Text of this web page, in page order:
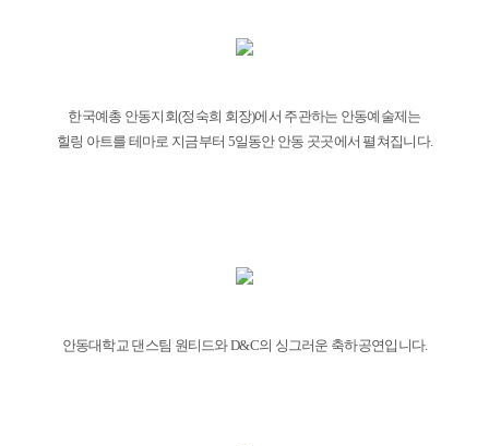
한국예총 안동지회(정숙희 회장)에서 주관하는 안동예술제는
힐링 아트를 테마로 지금부터 5일동안 안동 곳곳에서 펼쳐집니다.
안동대학교 댄스팀 원티드와 D&C의 싱그러운 축하공연입니다.